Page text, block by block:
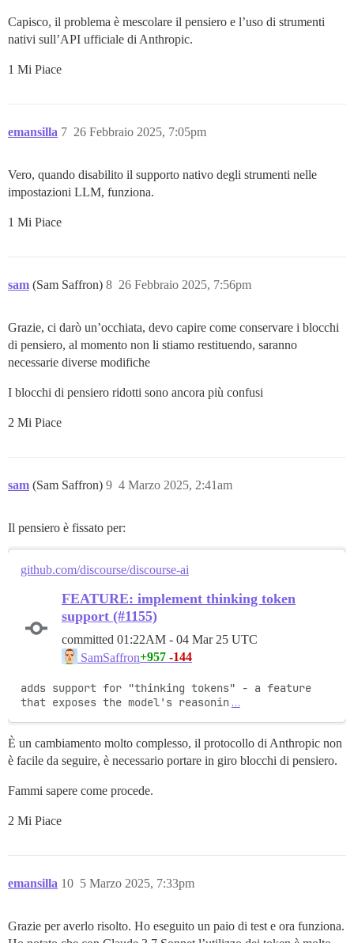
event: content_block_delta
event: content_block_delta
data:
event: content_block_delta
data:
data:
event: content_block_start
event: content_block_delta
data:
data:
event: content_block_delta
data:
data:
event: content_block_delta
data:
event: content_block_delta
data:
event: content_block_delta
data:
event: content_block_delta
data:
event: content_block_stop
data: {"type":"content_block_stop","index":1}
event: content_block_start
data:
event: content_block_delta
event: content_block_delta
Capisco, il problema è mescolare il pensiero e l’uso di strumenti
nativi sull’API ufficiale di Anthropic.
1 Mi Piace
emansilla 26 Febbraio 2025, 7:05pm
7
Vero, quando disabilito il supporto nativo degli strumenti nelle
impostazioni LLM, funziona.
1 Mi Piace
sam (Sam Saffron) 26 Febbraio 2025, 7:56pm
8
Grazie, ci darò un’occhiata, devo capire come conservare i blocchi
di pensiero, al momento non li stiamo restituendo, saranno
necessarie diverse modifiche
I blocchi di pensiero ridotti sono ancora più confusi
2 Mi Piace
sam (Sam Saffron) 4 Marzo 2025, 2:41am
9
Il pensiero è fissato per:
github.com/discourse/discourse-ai
FEATURE: implement thinking token
support (#1155)
committed 01:22AM - 04 Mar 25 UTC
SamSaffron+957 -144
adds support for "thinking tokens" - a feature
that exposes the model's reasonin …
È un cambiamento molto complesso, il protocollo di Anthropic non
è facile da seguire, è necessario portare in giro blocchi di pensiero.
Fammi sapere come procede.
2 Mi Piace
emansilla 5 Marzo 2025, 7:33pm
10
Grazie per averlo risolto. Ho eseguito un paio di test e ora funziona.